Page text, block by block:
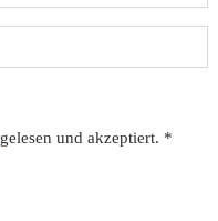
gelesen und akzeptiert. *